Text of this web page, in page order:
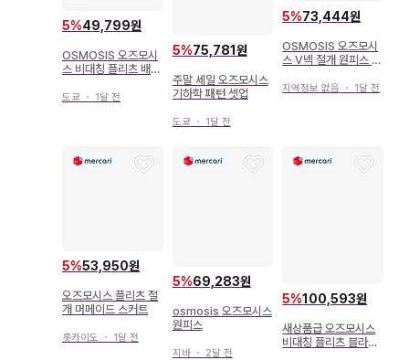
5%49,799원
OSMOSIS 오즈모시
스 비대칭 플리츠 배색
도쿄 ・ 1달 전
5%75,781원
주말 세일 오즈모시스
기하학 패턴 셋업
도쿄 ・ 1달 전
5%73,444원
OSMOSIS 오즈모시
스 V넥 절개 원피스 블
지역정보 없음 ・ 1달 전
5%53,950원
오즈모시스 플리츠 절
개 머메이드 스커트
홋카이도 ・ 1달 전
5%69,283원
osmosis 오즈모시스
원피스
지바・ 2달 전
5%100,593원
새상품급 오즈모시스
비대칭 플리츠 블라우